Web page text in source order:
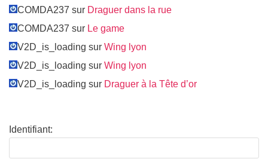
COMDA237 sur Draguer dans la rue
COMDA237 sur Le game
V2D_is_loading sur Wing lyon
V2D_is_loading sur Wing lyon
V2D_is_loading sur Draguer à la Tête d’or
Identifiant: